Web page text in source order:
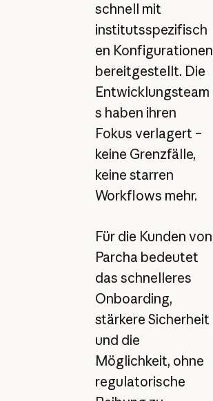
schnell mit
institutsspezifisch
en Konfigurationen
bereitgestellt. Die
Entwicklungsteam
s haben ihren
Fokus verlagert –
keine Grenzfälle,
keine starren
Workflows mehr.
Für die Kunden von
Parcha bedeutet
das schnelleres
Onboarding,
stärkere Sicherheit
und die
Möglichkeit, ohne
regulatorische